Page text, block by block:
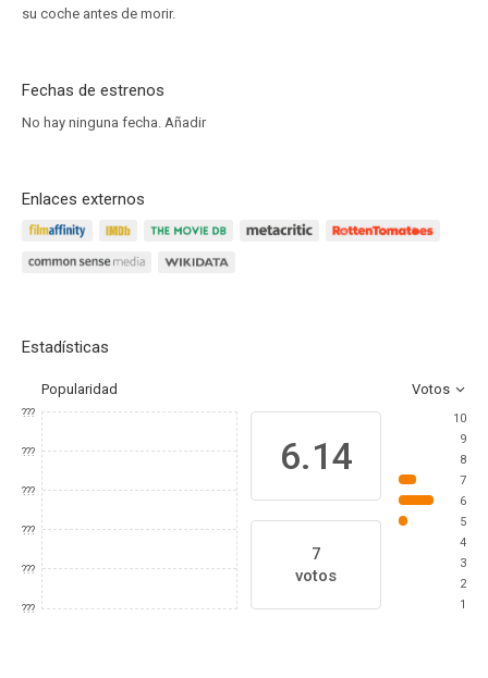
su coche antes de morir.
Fechas de estrenos
No hay ninguna fecha. Añadir
Enlaces externos
Estadísticas
Popularidad Votos
???
???
???
???
???
???
6.14
7
votos
10
9
8
7
6
5
4
3
2
1